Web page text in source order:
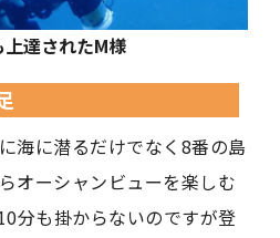
上達されたM様
海に潜るだけでなく8番の島
オーシャンビューを楽しむ
分も掛からないのですが登